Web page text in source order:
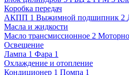
Коробка передач
АКПП 1 Выжимной подшипник 2
Масла и жидкости
Масло трансмиссионное 2
Освещение
Лампа 1 Фара 1
Охлаждение и отопление
Кондиционер 1 Помпа 1